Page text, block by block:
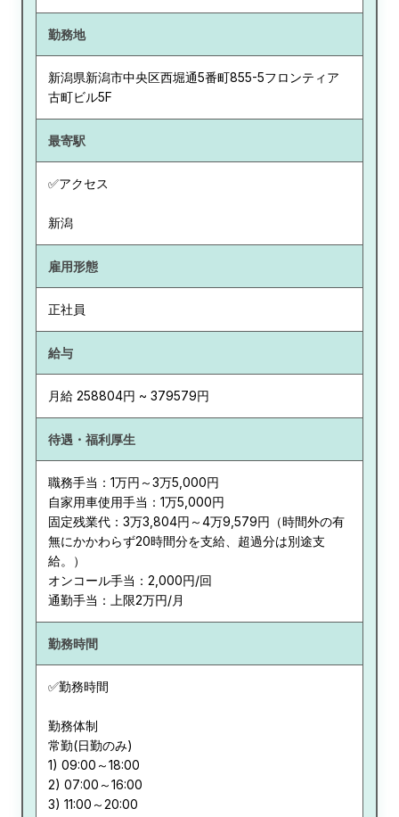
勤務地
新潟県新潟市中央区西堀通5番町855-5フロンティア
古町ビル5F
最寄駅
✅アクセス
新潟
雇用形態
正社員
給与
月給 258804円 ~ 379579円
待遇・福利厚生
職務手当：1万円～3万5,000円
自家用車使用手当：1万5,000円
固定残業代：3万3,804円～4万9,579円（時間外の有
無にかかわらず20時間分を支給、超過分は別途支
給。）
オンコール手当：2,000円/回
通勤手当：上限2万円/月
勤務時間
✅勤務時間
勤務体制
常勤(日勤のみ)
1) 09:00～18:00
2) 07:00～16:00